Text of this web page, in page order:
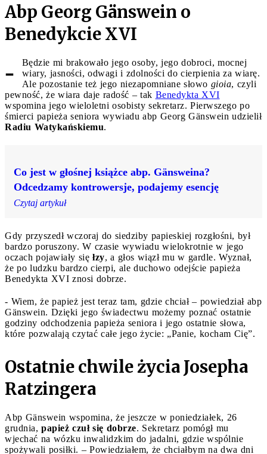
Abp Georg Gänswein o
Benedykcie XVI
-
Będzie mi brakowało jego osoby, jego dobroci, mocnej
wiary, jasności, odwagi i zdolności do cierpienia za wiarę.
Ale pozostanie też jego niezapomniane słowo gioia, czyli
pewność, że wiara daje radość – tak Benedykta XVI
wspomina jego wieloletni osobisty sekretarz. Pierwszego po
śmierci papieża seniora wywiadu abp Georg Gänswein udzielił
Radiu Watykańskiemu.
Co jest w głośnej książce abp. Gänsweina?
Odcedzamy kontrowersje, podajemy esencję
Czytaj artykuł
Gdy przyszedł wczoraj do siedziby papieskiej rozgłośni, był
bardzo poruszony. W czasie wywiadu wielokrotnie w jego
oczach pojawiały się łzy, a głos wiązł mu w gardle. Wyznał,
że po ludzku bardzo cierpi, ale duchowo odejście papieża
Benedykta XVI znosi dobrze.
- Wiem, że papież jest teraz tam, gdzie chciał – powiedział abp
Gänswein. Dzięki jego świadectwu możemy poznać ostatnie
godziny odchodzenia papieża seniora i jego ostatnie słowa,
które pozwalają czytać całe jego życie: „Panie, kocham Cię”.
Ostatnie chwile życia Josepha
Ratzingera
Abp Gänswein wspomina, że jeszcze w poniedziałek, 26
grudnia, papież czuł się dobrze. Sekretarz pomógł mu
wjechać na wózku inwalidzkim do jadalni, gdzie wspólnie
spożywali posiłki. – Powiedziałem, że chciałbym na dwa dni